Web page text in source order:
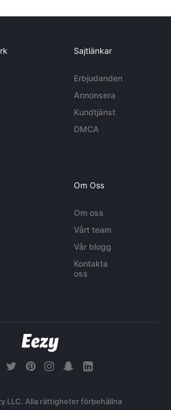
Sajtlänkar
Erbjudanden
Annonsera
Kundtjänst
DMCA
Om Oss
Om oss
Vårt team
Vår blogg
Kontakta
oss
LLC. Alla rättigheter förbehållna